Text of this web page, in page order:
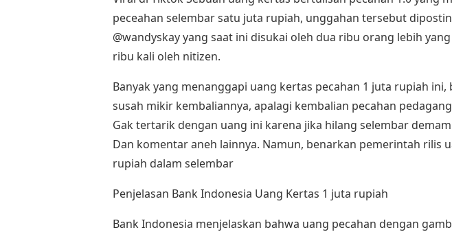
peceahan selembar satu juta rupiah, unggahan tersebut
@wandyskay yang saat ini disukai oleh dua ribu orang lebih
ribu kali oleh nitizen.
Banyak yang menanggapi uang kertas pecahan 1 juta rupiah ini,
susah mikir kembaliannya, apalagi kembalian pecahan
Gak tertarik dengan uang ini karena jika hilang selembar
Dan komentar aneh lainnya. Namun, benarkan pemerintah rilis
rupiah dalam selembar
Penjelasan Bank Indonesia Uang Kertas 1 juta rupiah
Bank Indonesia menjelaskan bahwa uang pecahan dengan